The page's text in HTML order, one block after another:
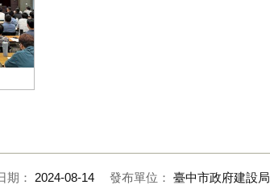
期： 2024-08-14 發布單位： 臺中市政府建設局